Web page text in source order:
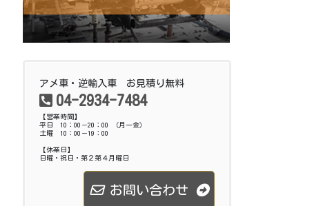
アメ車・逆輸入車 お見積り無料
04-2934-7484
【営業時間】
平日 10：00－20：00 （月ー金）
土曜 10：00－19：00
【休業日】
日曜・祝日・第２第４月曜日
お問い合わせ